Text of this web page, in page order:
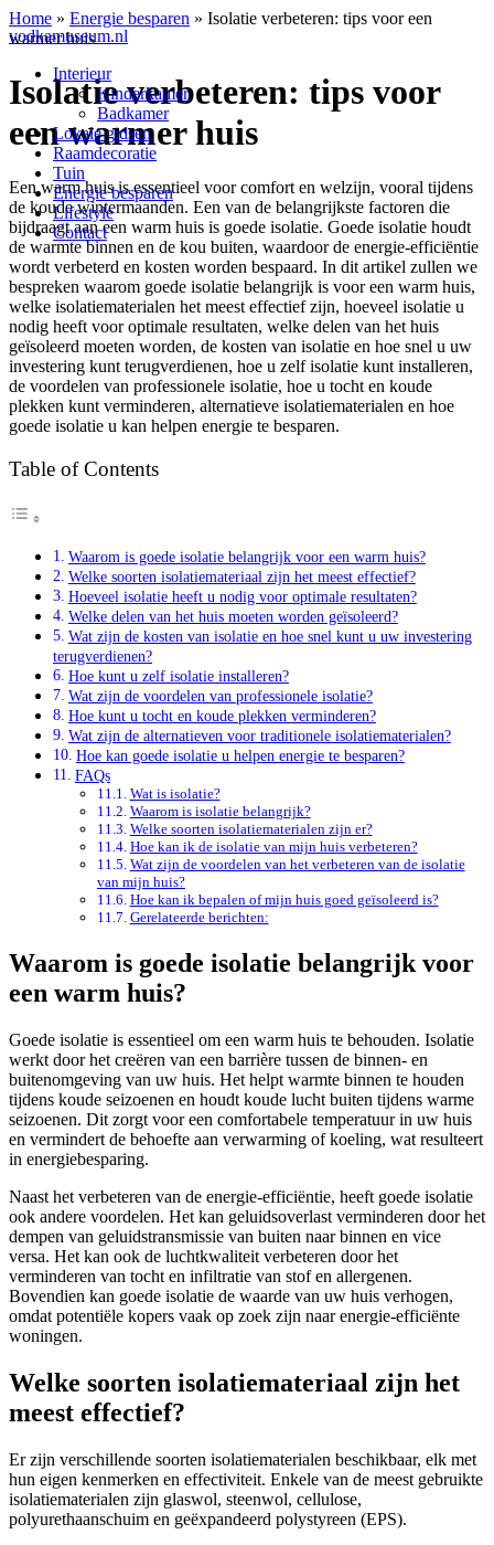
vodkamuseum.nl
Interieur
Kinderkamer
Badkamer
Lokale gidsen
Raamdecoratie
Tuin
Energie besparen
Lifestyle
Contact
Home » Energie besparen » Isolatie verbeteren: tips voor een
warmer huis
Isolatie verbeteren: tips voor
een warmer huis
Een warm huis is essentieel voor comfort en welzijn, vooral tijdens
de koude wintermaanden. Een van de belangrijkste factoren die
bijdraagt aan een warm huis is goede isolatie. Goede isolatie houdt
de warmte binnen en de kou buiten, waardoor de energie-efficiëntie
wordt verbeterd en kosten worden bespaard. In dit artikel zullen we
bespreken waarom goede isolatie belangrijk is voor een warm huis,
welke isolatiematerialen het meest effectief zijn, hoeveel isolatie u
nodig heeft voor optimale resultaten, welke delen van het huis
geïsoleerd moeten worden, de kosten van isolatie en hoe snel u uw
investering kunt terugverdienen, hoe u zelf isolatie kunt installeren,
de voordelen van professionele isolatie, hoe u tocht en koude
plekken kunt verminderen, alternatieve isolatiematerialen en hoe
goede isolatie u kan helpen energie te besparen.
Table of Contents
Waarom is goede isolatie belangrijk voor een warm huis?
Welke soorten isolatiemateriaal zijn het meest effectief?
Hoeveel isolatie heeft u nodig voor optimale resultaten?
Welke delen van het huis moeten worden geïsoleerd?
Wat zijn de kosten van isolatie en hoe snel kunt u uw investering
terugverdienen?
Hoe kunt u zelf isolatie installeren?
Wat zijn de voordelen van professionele isolatie?
Hoe kunt u tocht en koude plekken verminderen?
Wat zijn de alternatieven voor traditionele isolatiematerialen?
Hoe kan goede isolatie u helpen energie te besparen?
FAQs
Wat is isolatie?
Waarom is isolatie belangrijk?
Welke soorten isolatiematerialen zijn er?
Hoe kan ik de isolatie van mijn huis verbeteren?
Wat zijn de voordelen van het verbeteren van de isolatie
van mijn huis?
Hoe kan ik bepalen of mijn huis goed geïsoleerd is?
Gerelateerde berichten:
Waarom is goede isolatie belangrijk voor
een warm huis?
Goede isolatie is essentieel om een warm huis te behouden. Isolatie
werkt door het creëren van een barrière tussen de binnen- en
buitenomgeving van uw huis. Het helpt warmte binnen te houden
tijdens koude seizoenen en houdt koude lucht buiten tijdens warme
seizoenen. Dit zorgt voor een comfortabele temperatuur in uw huis
en vermindert de behoefte aan verwarming of koeling, wat resulteert
in energiebesparing.
Naast het verbeteren van de energie-efficiëntie, heeft goede isolatie
ook andere voordelen. Het kan geluidsoverlast verminderen door het
dempen van geluidstransmissie van buiten naar binnen en vice
versa. Het kan ook de luchtkwaliteit verbeteren door het
verminderen van tocht en infiltratie van stof en allergenen.
Bovendien kan goede isolatie de waarde van uw huis verhogen,
omdat potentiële kopers vaak op zoek zijn naar energie-efficiënte
woningen.
Welke soorten isolatiemateriaal zijn het
meest effectief?
Er zijn verschillende soorten isolatiematerialen beschikbaar, elk met
hun eigen kenmerken en effectiviteit. Enkele van de meest gebruikte
isolatiematerialen zijn glaswol, steenwol, cellulose,
polyurethaanschuim en geëxpandeerd polystyreen (EPS).